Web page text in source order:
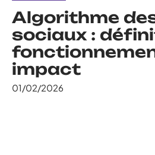
Algorithme
sociaux :
impact
01/02/2026